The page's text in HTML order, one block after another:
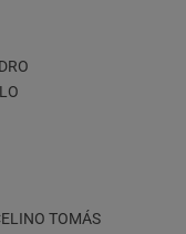
TOMÁS